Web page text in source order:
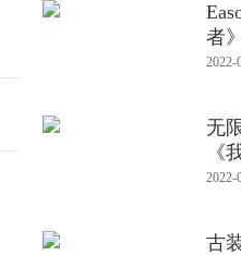
者
音
2022-
无
《
影
2022-
古